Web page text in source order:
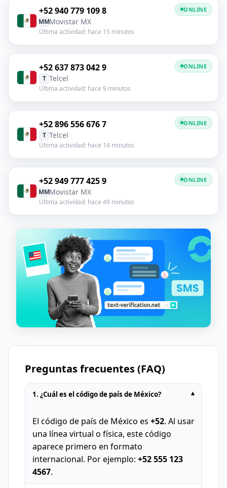
+52 940 779 109 8
MMMovistar MX
Última actividad: hace 15 minutos
ONLINE
+52 637 873 042 9
T Telcel
Última actividad: hace 9 minutos
ONLINE
+52 896 556 676 7
T Telcel
Última actividad: hace 14 minutos
ONLINE
+52 949 777 425 9
MMMovistar MX
Última actividad: hace 49 minutos
ONLINE
Preguntas frecuentes (FAQ)
1. ¿Cuál es el código de país de México? ▾
El código de país de México es +52. Al usar
una línea virtual o física, este código
aparece primero en formato
internacional. Por ejemplo: +52 555 123
4567.